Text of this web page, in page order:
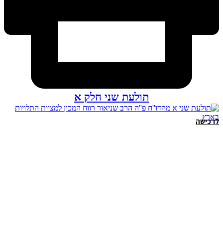
תולעת שני חלק א
לרכישה